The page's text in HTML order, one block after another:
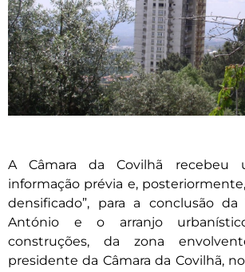
A Câmara da Covilhã recebeu
informação prévia e,
densificado”, para a conclusão
António e o arranjo
construções, da zona
presidente da Câmara da Covilhã,